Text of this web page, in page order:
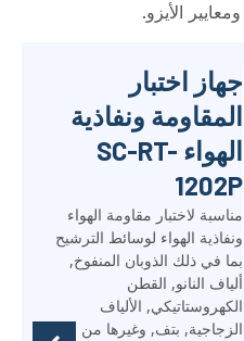
جهاز اختبار ضيق
الهواء بصمام
التنفس SC-RT-
N1704
يقيس SC-RT-N1704 تدفق
الهواء المتسرب لصمامات زفير
جهاز التنفس للتحقق من إحكام
الهواء وفقًا لأحدث متطلبات
GB2626-2019
وNIOSH42CFR84.